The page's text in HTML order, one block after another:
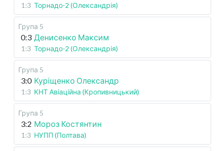
1:3 Торнадо-2 (Олександрія)
Група 5
0:3 Денисенко Максим
1:3 Торнадо-2 (Олександрія)
Група 5
3:0 Куріщенко Олександр
1:3 КНТ Авіаційна (Кропивницький)
Група 5
3:2 Мороз Костянтин
1:3 НУПП (Полтава)